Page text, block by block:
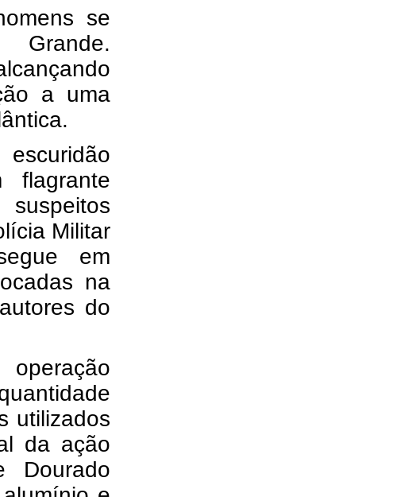
se
a uma
flagrante
Militar
em
na
do
utilizados
da ação
Dourado